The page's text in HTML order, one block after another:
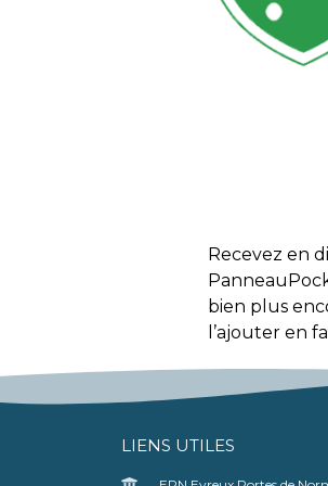
Recevez en
bien plus
l’ajouter en
LIENS UTILES